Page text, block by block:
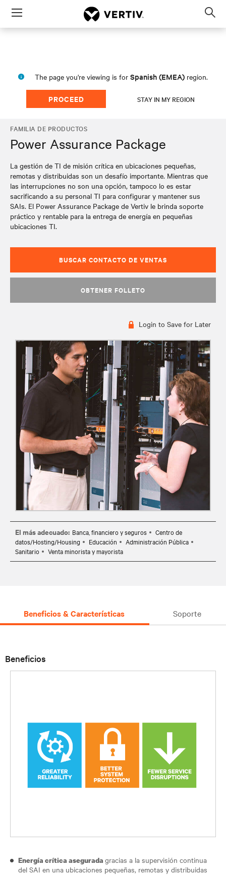
Menu
The page you're viewing is for Spanish (EMEA) region.
PROCEED STAY IN MY REGION
FAMILIA DE PRODUCTOS
Power Assurance Package
La gestión de TI de misión crítica en ubicaciones pequeñas,
remotas y distribuidas son un desafío importante. Mientras que
las interrupciones no son una opción, tampoco lo es estar
sacrificando a su personal TI para configurar y mantener sus
SAIs. El Power Assurance Package de Vertiv le brinda soporte
práctico y rentable para la entrega de energía en pequeñas
ubicaciones TI.
BUSCAR CONTACTO DE VENTAS
OBTENER FOLLETO
Login to Save for Later
El más adecuado: Banca, financiero y seguros
Centro de
datos/Hosting/Housing
Educación
Administración Pública
Sanitario
Venta minorista y mayorista
Beneficios & Características Soporte
Beneficios
Energía crítica asegurada gracias a la supervisión continua
del SAI en una ubicaciones pequeñas, remotas y distribuidas